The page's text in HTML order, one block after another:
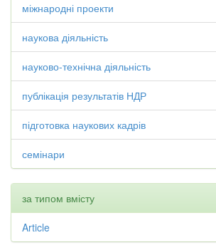
міжнародні проекти
наукова діяльність
науково-технічна діяльність
публікація результатів НДР
підготовка наукових кадрів
семінари
за типом вмісту
Article